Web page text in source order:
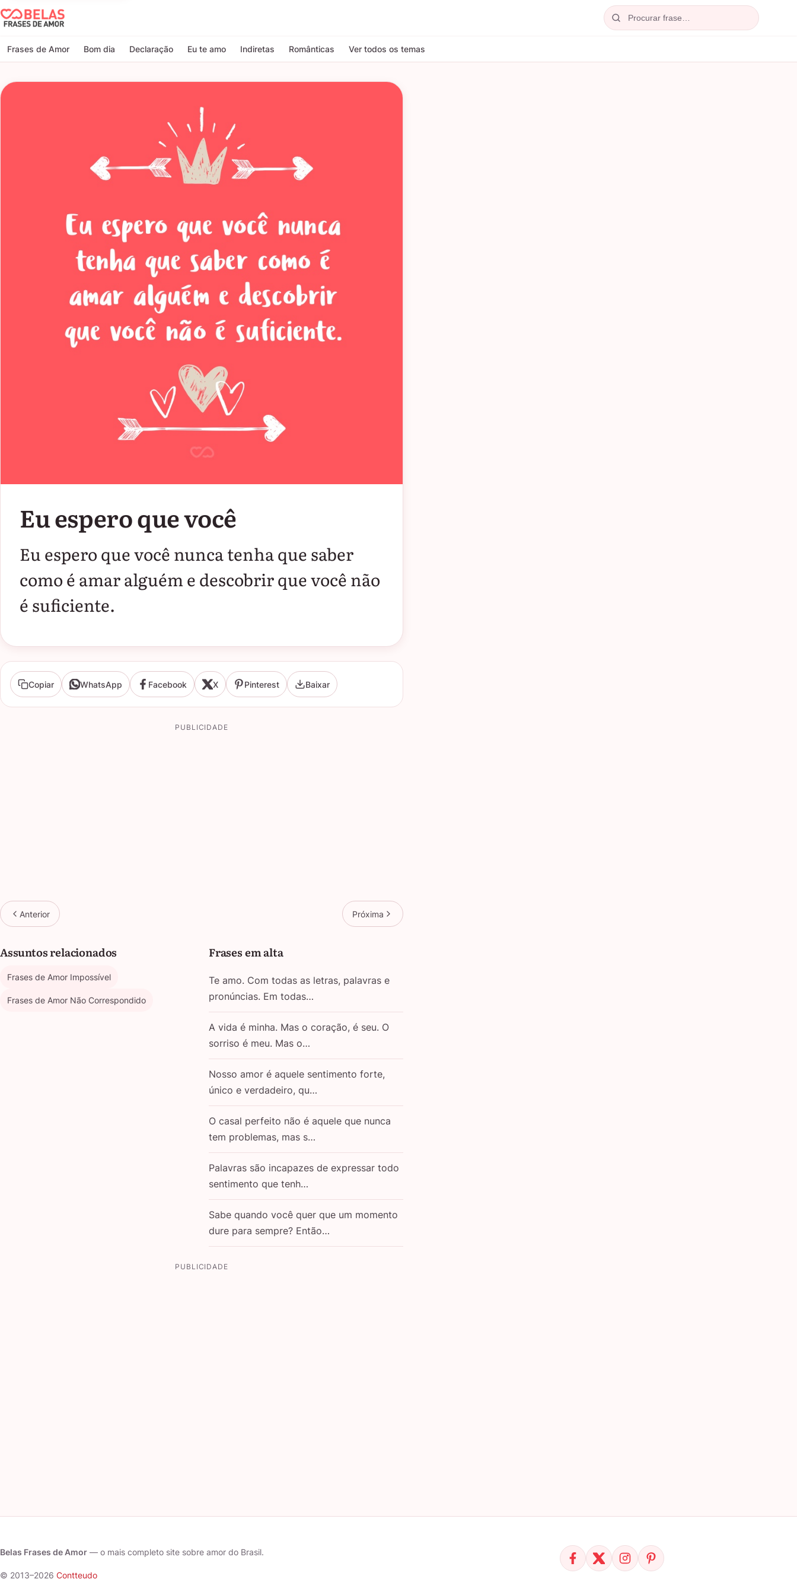
Belas Frases de Amor
Frases de Amor Bom dia Declaração Eu te amo Indiretas Românticas Ver todos os temas
Eu espero que você
Eu espero que você nunca tenha que saber
como é amar alguém e descobrir que você não
é suficiente.
Copiar WhatsApp Facebook X Pinterest Baixar
PUBLICIDADE
Anterior Próxima
Assuntos relacionados
Frases de Amor Impossível
Frases de Amor Não Correspondido
Frases em alta
Te amo. Com todas as letras, palavras e
pronúncias. Em todas…
A vida é minha. Mas o coração, é seu. O
sorriso é meu. Mas o…
Nosso amor é aquele sentimento forte,
único e verdadeiro, qu…
O casal perfeito não é aquele que nunca
tem problemas, mas s…
Palavras são incapazes de expressar todo
sentimento que tenh…
Sabe quando você quer que um momento
dure para sempre? Então…
PUBLICIDADE
Belas Frases de Amor — o mais completo site sobre amor do Brasil.
© 2013–2026 Contteudo